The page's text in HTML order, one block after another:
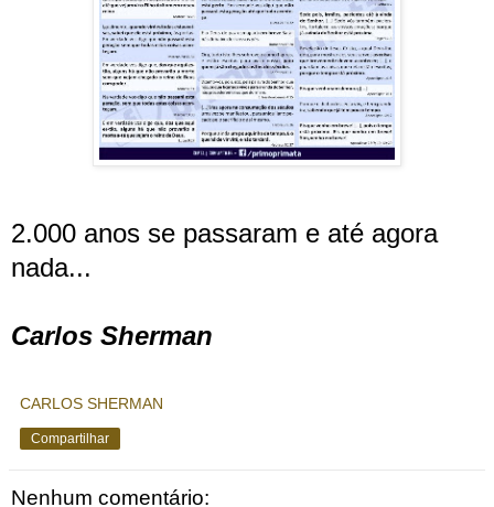
2.000 anos se passaram e até agora
nada...
Carlos Sherman
CARLOS SHERMAN
Compartilhar
Nenhum comentário: